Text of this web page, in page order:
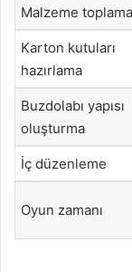
Malzeme toplama
Karton kutuları
hazırlama
Buzdolabı yapısı
oluşturma
İç düzenleme
Oyun zamanı